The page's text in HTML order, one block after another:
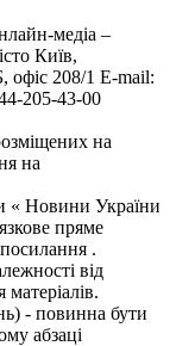
медіа –
Київ,
208/1 E-mail:
205-43-00
на
на
« Новини України
пряме
.
від
- повинна бути
абзаці